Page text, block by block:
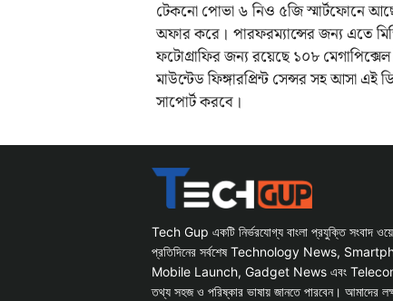
টেকনো পোভা ৬ নিও ৫জি স্মার্টফোনে আছে
অফার করে। পারফরম্যান্সের জন্য এতে
ফটোগ্রাফির জন্য রয়েছে ১০৮
মাউন্টেড ফিঙ্গারপ্রিন্ট সেন্সর সহ আসা এই
সাপোর্ট করবে।
Tech Gup একটি নির্ভরযোগ্য বাংলা প্রযুক্তি সংবাদ
প্রতিদিনের সর্বশেষ Technology News,
Mobile Launch, Gadget News এবং Telecom
তথ্য সহজ ও পরিষ্কার ভাষায় জানতে পারবেন। আমাদের